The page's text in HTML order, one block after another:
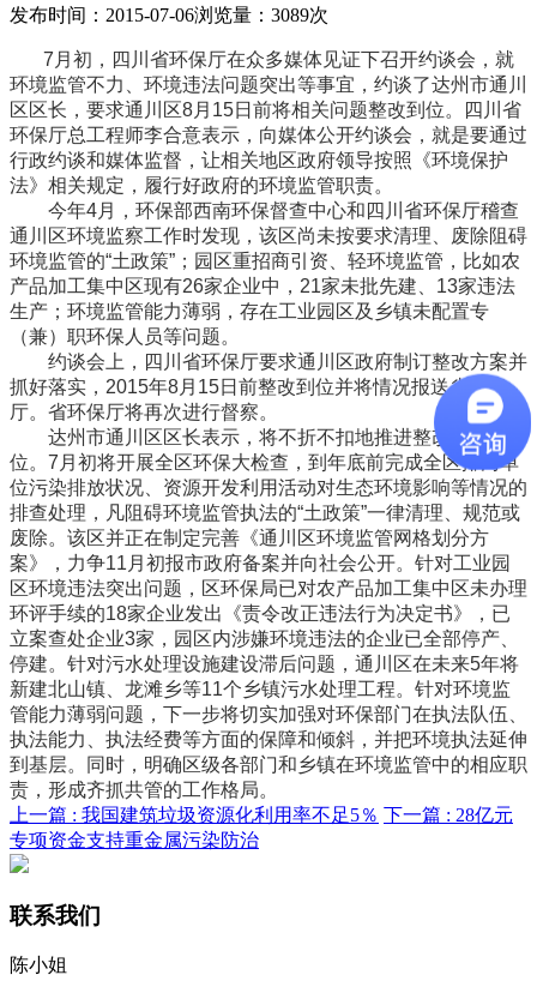
发布时间：2015-07-06浏览量：3089次
7月初，四川省环保厅在众多媒体见证下召开约谈会，就
环境监管不力、环境违法问题突出等事宜，约谈了达州市通川
区区长，要求通川区8月15日前将相关问题整改到位。四川省
环保厅总工程师李合意表示，向媒体公开约谈会，就是要通过
行政约谈和媒体监督，让相关地区政府领导按照《环境保护
法》相关规定，履行好政府的环境监管职责。
今年4月，环保部西南环保督查中心和四川省环保厅稽查
通川区环境监察工作时发现，该区尚未按要求清理、废除阻碍
环境监管的“土政策”；园区重招商引资、轻环境监管，比如农
产品加工集中区现有26家企业中，21家未批先建、13家违法
生产；环境监管能力薄弱，存在工业园区及乡镇未配置专
（兼）职环保人员等问题。
约谈会上，四川省环保厅要求通川区政府制订整改方案并
抓好落实，2015年8月15日前整改到位并将情况报送省环保
厅。省环保厅将再次进行督察。
达州市通川区区长表示，将不折不扣地推进整改落实到
位。7月初将开展全区环保大检查，到年底前完成全区排污单
位污染排放状况、资源开发利用活动对生态环境影响等情况的
排查处理，凡阻碍环境监管执法的“土政策”一律清理、规范或
废除。该区并正在制定完善《通川区环境监管网格划分方
案》，力争11月初报市政府备案并向社会公开。针对工业园
区环境违法突出问题，区环保局已对农产品加工集中区未办理
环评手续的18家企业发出《责令改正违法行为决定书》，已
立案查处企业3家，园区内涉嫌环境违法的企业已全部停产、
停建。针对污水处理设施建设滞后问题，通川区在未来5年将
新建北山镇、龙滩乡等11个乡镇污水处理工程。针对环境监
管能力薄弱问题，下一步将切实加强对环保部门在执法队伍、
执法能力、执法经费等方面的保障和倾斜，并把环境执法延伸
到基层。同时，明确区级各部门和乡镇在环境监管中的相应职
责，形成齐抓共管的工作格局。
上一篇 : 我国建筑垃圾资源化利用率不足5％ 下一篇 : 28亿元
专项资金支持重金属污染防治
联系我们
陈小姐